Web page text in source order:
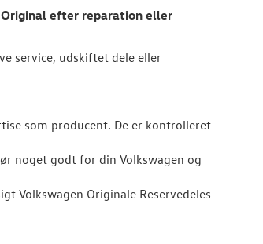
Original efter reparation eller
service, udskiftet dele eller
som producent. De er kontrolleret
noget godt for din Volkswagen og
Originale Reservedeles